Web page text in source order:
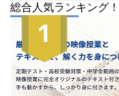
総合人気ランキング！